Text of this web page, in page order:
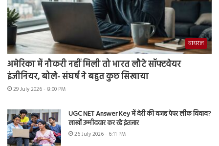
वायरल
अमेरिका में नौकरी नहीं मिली तो भारत लौटे सॉफ्टवेयर
इंजीनियर, बोले- संघर्ष ने बहुत कुछ सिखाया
29 July 2026 - 8:00 PM
UGC NET Answer Key में देरी की वजह पेपर लीक विवाद?
लाखों उम्मीदवार कर रहे इंतजार
26 July 2026 - 6:11 PM